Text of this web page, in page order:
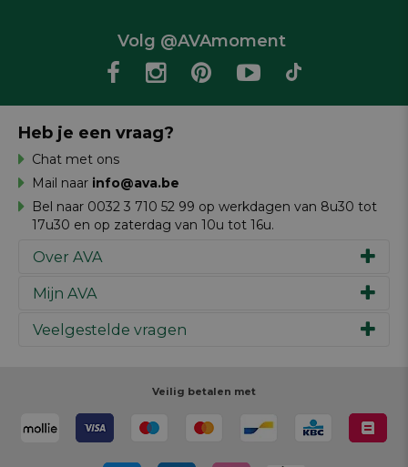
Volg @AVAmoment
Over AVA
Ons verhaal
Werken bij AVA
Mijn AVA
Inspiratie
Review schrijven
Veelgestelde vragen
Je retour
Heb je een vraag?
Chat met ons
Mail naar info@ava.be
Bel naar 0032 3 710 52 99 op werkdagen van 8u30 tot
17u30 en op zaterdag van 10u tot 16u.
Veilig betalen met